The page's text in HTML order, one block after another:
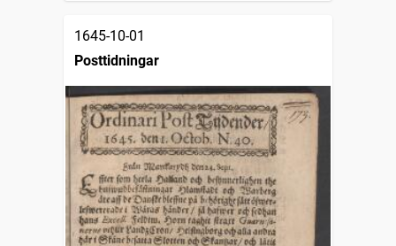
1645-10-01
Posttidningar